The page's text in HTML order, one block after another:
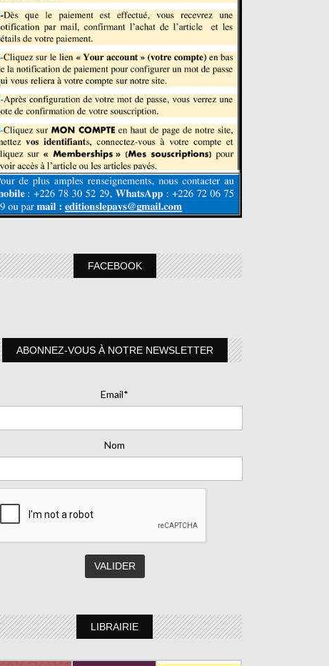
FACEBOOK
ABONNEZ-VOUS À NOTRE NEWSLETTER
Email*
Nom
LIBRAIRIE